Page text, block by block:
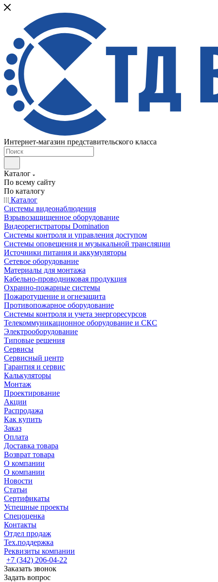
Интернет-магазин представительского класса
Каталог
По всему сайту
По каталогу
Каталог
Системы видеонаблюдения
Взрывозащищенное оборудование
Видеорегистраторы Domination
Системы контроля и управления доступом
Системы оповещения и музыкальной трансляции
Источники питания и аккумуляторы
Сетевое оборудование
Материалы для монтажа
Кабельно-проводниковая продукция
Охранно-пожарные системы
Пожаротушение и огнезащита
Противопожарное оборудование
Системы контроля и учета энергоресурсов
Телекоммуникационное оборудование и СКС
Электрооборудование
Типовые решения
Сервисы
Сервисный центр
Гарантия и сервис
Калькуляторы
Монтаж
Проектирование
Акции
Распродажа
Как купить
Заказ
Оплата
Доставка товара
Возврат товара
О компании
О компании
Новости
Статьи
Сертификаты
Успешные проекты
Спецоценка
Контакты
Отдел продаж
Тех.поддержка
Реквизиты компании
+7 (342) 206-04-22
Заказать звонок
Задать вопрос